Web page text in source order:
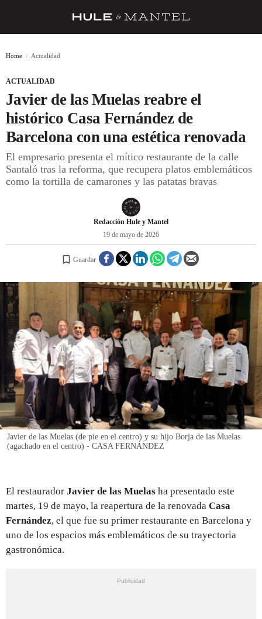
BARRAS Y ESTRELLAS
DÓNDE COMER
ÍDOLOS DE MESAS
CUADERNO DE VIAJE
REGISTRO
INICIAR SESIÓN
Home Actualidad
ACTUALIDAD
Javier de las Muelas reabre el
histórico Casa Fernández de
Barcelona con una estética renovada
El empresario presenta el mítico restaurante de la calle
Santaló tras la reforma, que recupera platos emblemáticos
como la tortilla de camarones y las patatas bravas
Redacción Hule y Mantel
19 de mayo de 2026
Guardar
Javier de las Muelas (de pie en el centro) y su hijo Borja de las Muelas
(agachado en el centro) - CASA FERNÁNDEZ
El restaurador Javier de las Muelas ha presentado este
martes, 19 de mayo, la reapertura de la renovada Casa
Fernández, el que fue su primer restaurante en Barcelona y
uno de los espacios más emblemáticos de su trayectoria
gastronómica.